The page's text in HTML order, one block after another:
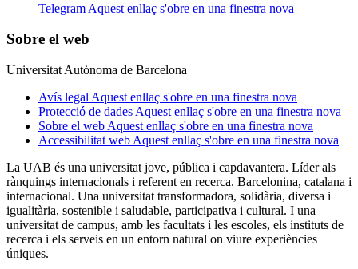
Telegram Aquest enllaç s'obre en una finestra nova
Sobre el web
Universitat Autònoma de Barcelona
Avís legal Aquest enllaç s'obre en una finestra nova
Protecció de dades Aquest enllaç s'obre en una finestra nova
Sobre el web Aquest enllaç s'obre en una finestra nova
Accessibilitat web Aquest enllaç s'obre en una finestra nova
La UAB és una universitat jove, pública i capdavantera. Líder als
rànquings internacionals i referent en recerca. Barcelonina, catalana i
internacional. Una universitat transformadora, solidària, diversa i
igualitària, sostenible i saludable, participativa i cultural. I una
universitat de campus, amb les facultats i les escoles, els instituts de
recerca i els serveis en un entorn natural on viure experiències
úniques.